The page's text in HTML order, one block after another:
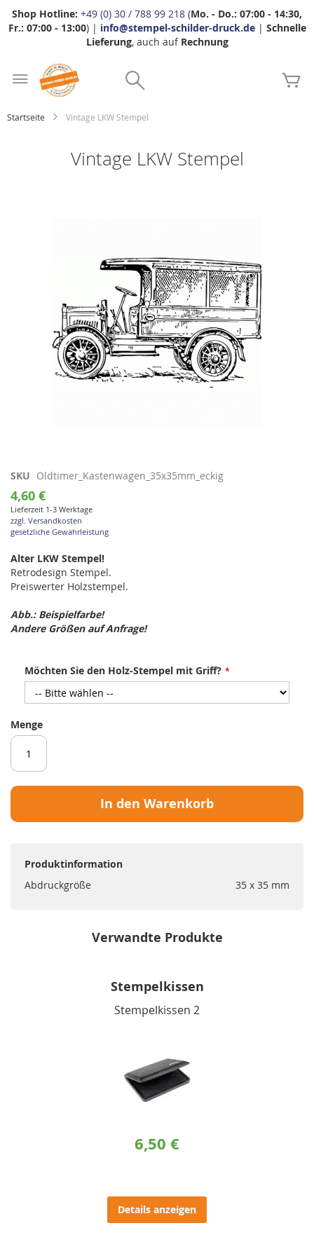
Shop Hotline: +49 (0) 30 / 788 99 218 (Mo. - Do.: 07:00 - 14:30,
Fr.: 07:00 - 13:00) | info@stempel-schilder-druck.de| Schnelle
Lieferung, auch auf Rechnung
Startseite Vintage LKW Stempel
Vintage LKW Stempel
Zum
Anfang
der
Bildgalerie
springen
SKU Oldtimer_Kastenwagen_35x35mm_eckig
4,60 €
Lieferzeit 1-3 Werktage
zzgl. Versandkosten
gesetzliche Gewährleistung
Alter LKW Stempel!
Retrodesign Stempel.
Preiswerter Holzstempel.
Abb.: Beispielfarbe!
Andere Größen auf Anfrage!
Möchten Sie den Holz-Stempel mit Griff?
Menge
In den Warenkorb
Produktinformation
Abdruckgröße
35 x 35 mm
Verwandte Produkte
Stempelkissen
Stempelkissen 2
6,50 €
Details anzeigen